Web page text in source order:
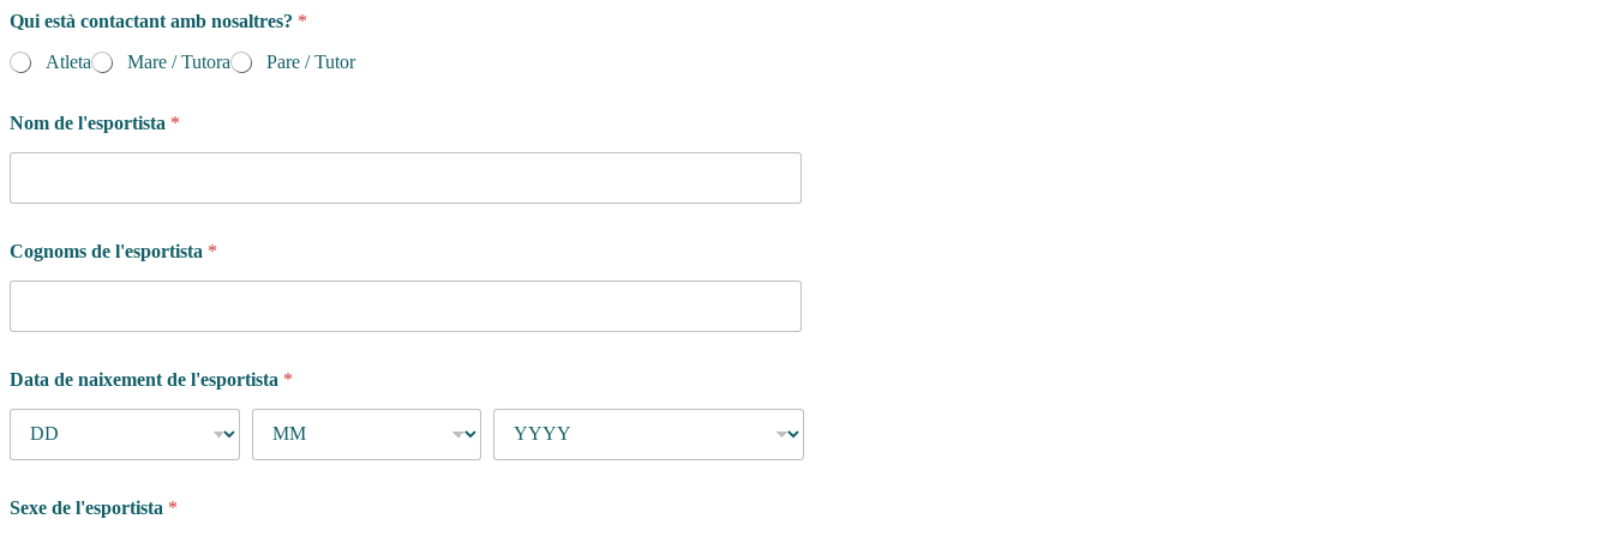
Qui està contactant amb nosaltres? *
Atleta
Mare / Tutora Pare / Tutor
Nom de l'esportista *
Cognoms de l'esportista *
Data de naixement de l'esportista *
a
Sexe de l'esportista *